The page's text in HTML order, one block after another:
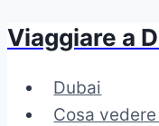
Salta
contenuto
Viaggiare a
Dubai
Cosa